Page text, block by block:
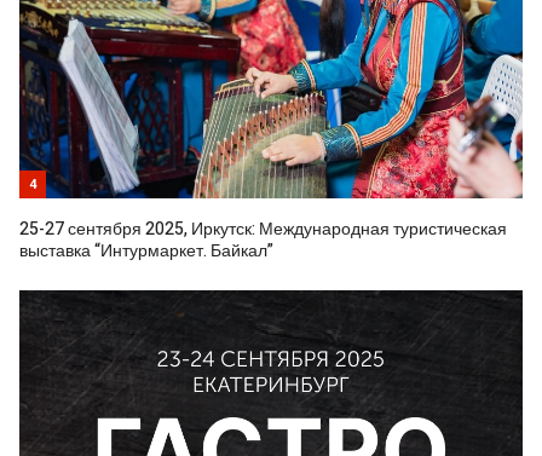
4
25-27 сентября 2025, Иркутск: Международная туристическая
выставка “Интурмаркет. Байкал”